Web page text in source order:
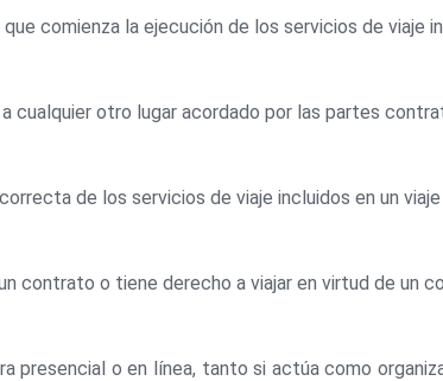
que comienza la ejecución de los servicios de viaje
cualquier otro lugar acordado por las partes
de los servicios de viaje incluidos en un
contrato o tiene derecho a viajar en virtud de un
presencial o en línea, tanto si actúa como